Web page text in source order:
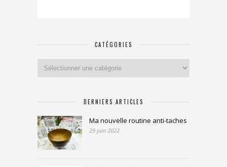
CATÉGORIES
DERNIERS ARTICLES
Ma nouvelle routine anti-taches
29 juin 2022